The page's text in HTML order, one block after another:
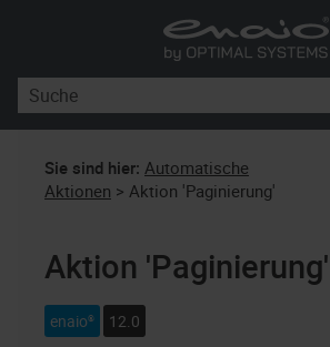
Skip To Main Content
Sie sind hier: Automatische
Aktionen > Aktion 'Paginierung'
Aktion 'Paginierung'
enaio® 12.0